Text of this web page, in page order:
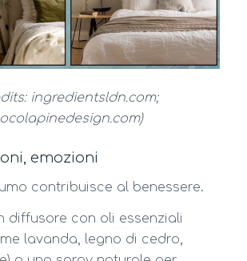
ingredientsldn.com;
emozioni
contribuisce al benessere.
diffusore con oli essenziali
lavanda, legno di cedro,